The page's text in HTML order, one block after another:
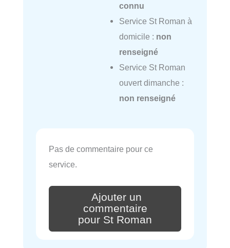
connu
Service St Roman à
domicile : non
renseigné
Service St Roman
ouvert dimanche :
non renseigné
Pas de commentaire pour ce
service.
Ajouter un
commentaire
pour St Roman